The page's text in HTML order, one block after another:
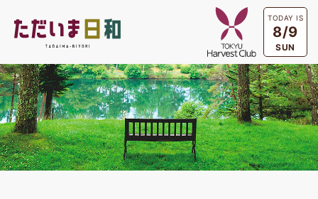
TODAY IS
8/9
SUN